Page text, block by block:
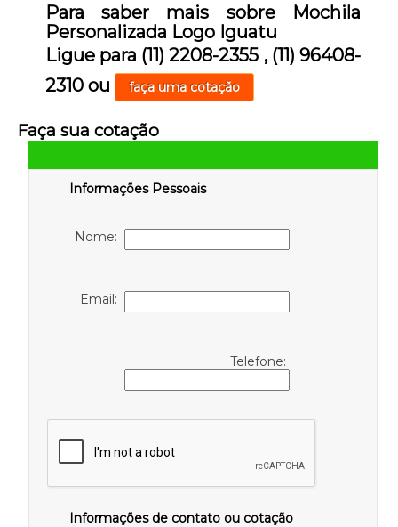
Para saber mais sobre Mochila
Personalizada Logo Iguatu
Ligue para (11) 2208-2355 , (11) 96408-
2310 ou faça uma cotação
Faça sua cotação
Informações Pessoais
Nome:
Email:
Telefone:
Informações de contato ou cotação